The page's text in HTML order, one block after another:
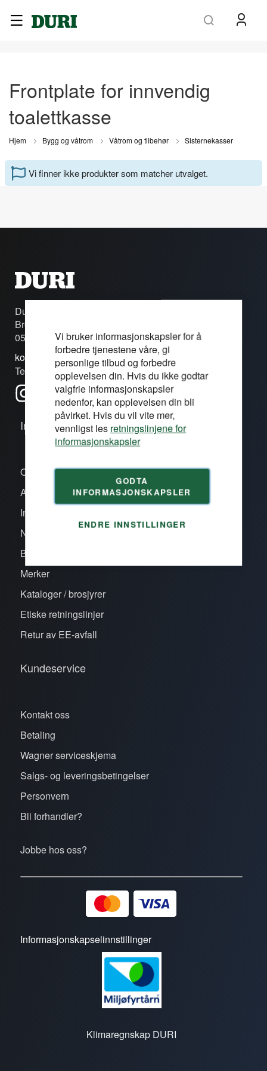
Vi bruker informasjonskapsler for å
forbedre tjenestene våre, gi
personlige tilbud og forbedre
opplevelsen din. Hvis du ikke godtar
valgfrie informasjonskapsler
nedenfor, kan opplevelsen din bli
påvirket. Hvis du vil vite mer,
vennligst les retningslinjene for
informasjonskapsler
GODTA
INFORMASJONSKAPSLER
ENDRE INNSTILLINGER
Frontplate for innvendig
toalettkasse
Hjem Bygg og våtrom Våtrom og tilbehør Sisternekasser
Vi finner ikke produkter som matcher utvalget.
Duri Fagprofil AS
Brobekkveien 80c
0582 Oslo
kontakt@duri.no
Tel: (+47) 24 13 13 50
Informasjon
Om oss/våre proffsentre
Aktiviteter
Inspirasjon
Nye produkter
Bli kunde
Merker
Kataloger / brosjyrer
Etiske retningslinjer
Retur av EE-avfall
Kundeservice
Kontakt oss
Betaling
Wagner serviceskjema
Salgs- og leveringsbetingelser
Personvern
Bli forhandler?
Jobbe hos oss?
Informasjonskapselinnstillinger
Klimaregnskap DURI